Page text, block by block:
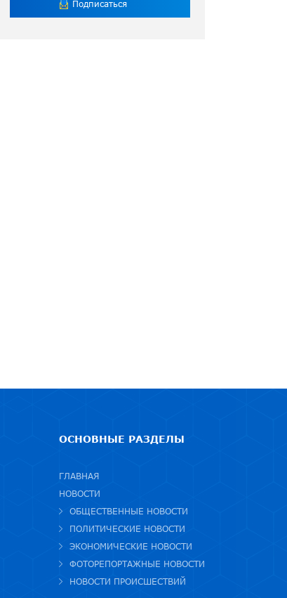
ОСНОВНЫЕ РАЗДЕЛЫ
ГЛАВНАЯ
НОВОСТИ
ОБЩЕСТВЕННЫЕ НОВОСТИ
ПОЛИТИЧЕСКИЕ НОВОСТИ
ЭКОНОМИЧЕСКИЕ НОВОСТИ
ФОТОРЕПОРТАЖНЫЕ НОВОСТИ
НОВОСТИ ПРОИСШЕСТВИЙ